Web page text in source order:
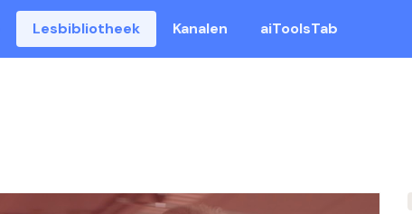
Lesbibliotheek Kanalen aiToolsTab